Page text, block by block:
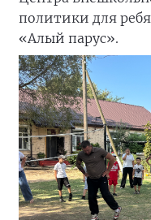
политики для
«Алый парус».